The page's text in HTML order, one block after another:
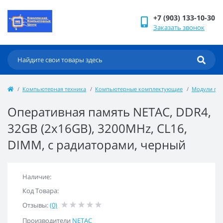
+7 (903) 133-10-30
Заказать звонок
Компьютерная техника Компьютерные комплектующие Модули
Оперативная память NETAC, DDR4,
32GB (2x16GB), 3200MHz, CL16,
DIMM, с радиаторами, черный
Наличие:
Код Товара:
Отзывы:(0)
Производители NETAC